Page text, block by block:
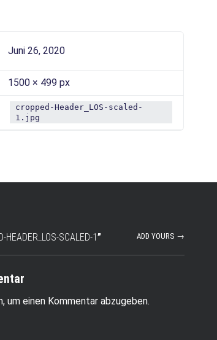
Juni 26, 2020
1500 × 499 px
cropped-Header_LOS-scaled-
1.jpg
HEADER_LOS-SCALED-1” ADD YOURS →
um einen Kommentar abzugeben.